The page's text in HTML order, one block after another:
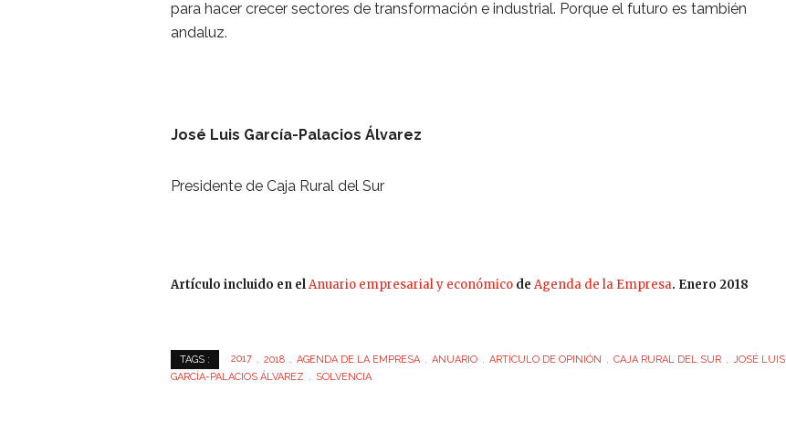
para hacer crecer sectores de transformación e industrial. Porque el futuro es también
andaluz.
José Luis García-Palacios Álvarez
Presidente de Caja Rural del Sur
Artículo incluido en elAnuario empresarial y económico de Agenda de la Empresa. Enero 2018
TAGS : 2017 2018 AGENDA DE LA EMPRESA ANUARIO ARTÍCULO DE OPINIÓN CAJA RURAL DEL SUR
JOSÉ LUIS
GARCÍA-PALACIOS ÁLVAREZ
SOLVENCIA